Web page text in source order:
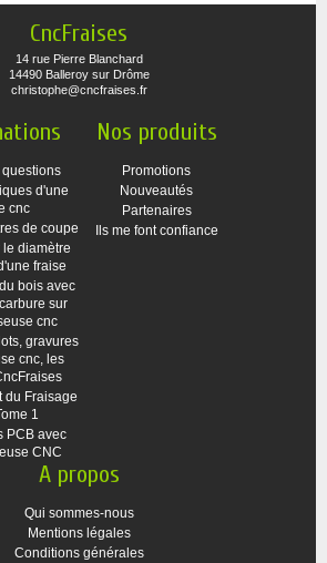
CncFraises
14 rue Pierre Blanchard
14490 Balleroy sur Drôme
christophe@cncfraises.fr
questions
d'une
cnc
de coupe
le diamètre
fraise
bois avec
sur
cnc
gravures
cnc, les
du Fraisage
1
PCB avec
CNC
Nos produits
Promotions
Nouveautés
Partenaires
Ils me font confiance
A propos
Qui sommes-nous
Mentions légales
Conditions générales